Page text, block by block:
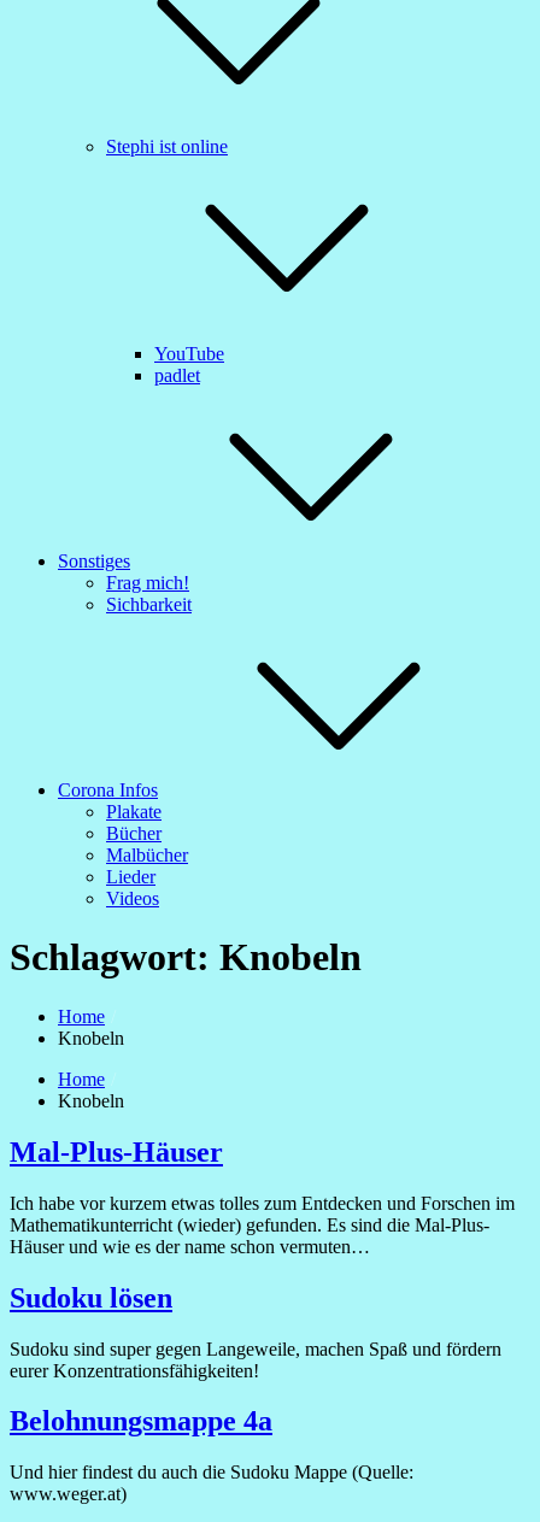
Stephi ist online
YouTube
padlet
Sonstiges
Frag mich!
Sichbarkeit
Corona Infos
Plakate
Bücher
Malbücher
Lieder
Videos
Schlagwort: Knobeln
Home
Knobeln
Home
Knobeln
Mal-Plus-Häuser
Ich habe vor kurzem etwas tolles zum Entdecken und Forschen im
Mathematikunterricht (wieder) gefunden. Es sind die Mal-Plus-
Häuser und wie es der name schon vermuten…
Sudoku lösen
Sudoku sind super gegen Langeweile, machen Spaß und fördern
eurer Konzentrationsfähigkeiten!
Belohnungsmappe 4a
Und hier findest du auch die Sudoku Mappe (Quelle:
www.weger.at)